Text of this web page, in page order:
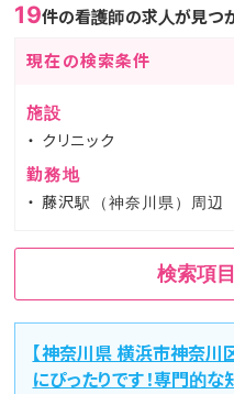
19件の看護師の求人が見つ
現在の検索条件
施設
クリニック
勤務地
藤沢駅（神奈川県）周辺
検索項
【神奈川県 横浜市神奈
にぴったりです！専門的